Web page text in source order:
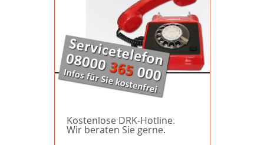
Kostenlose DRK-Hotline.
Wir beraten Sie gerne.